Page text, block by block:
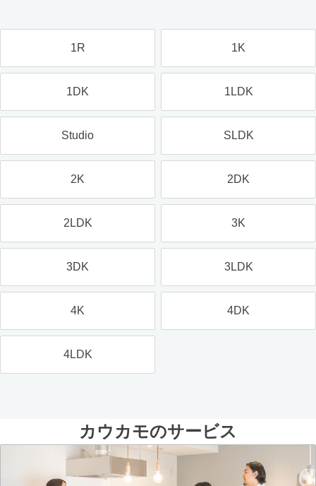
1R 1K
1DK 1LDK
Studio SLDK
2K 2DK
2LDK 3K
3DK 3LDK
4K 4DK
4LDK
カウカモのサービス